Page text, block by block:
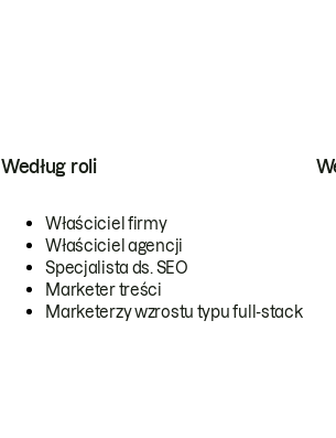
Według roli
Właściciel firmy
Właściciel agencji
Specjalista ds. SEO
Marketer treści
Marketerzy wzrostu typu full-stack